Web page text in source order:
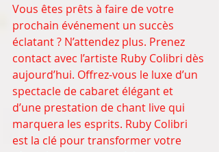
Vous êtes prêts à faire de votre
prochain événement un succès
éclatant ? N’attendez plus. Prenez
contact avec l’artiste Ruby Colibri dès
aujourd’hui. Offrez-vous le luxe d’un
spectacle de cabaret élégant et
d’une prestation de chant live qui
marquera les esprits. Ruby Colibri
est la clé pour transformer votre